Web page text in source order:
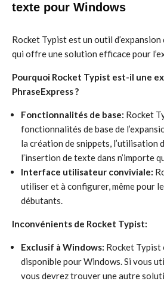
texte pour Windows
Rocket Typist est un outil
qui offre une solution efficace pour
Pourquoi Rocket Typist est-il une
PhraseExpress ?
Fonctionnalités de base: Rocket
fonctionnalités de base de
la création de snippets, l’utilisation
l’insertion de texte dans n’importe
Interface utilisateur conviviale:
utiliser et à configurer, même pour
débutants.
Inconvénients de Rocket Typist:
Exclusif à Windows: Rocket Typist
disponible pour Windows. Si vous
vous devrez trouver une autre